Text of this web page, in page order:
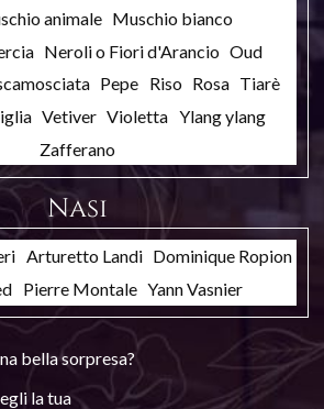
animale Muschio bianco
Neroli o Fiori d'Arancio Oud
Pepe Riso Rosa Tiarè
Vetiver Violetta Ylang ylang
Zafferano
Nasi
Arturetto Landi Dominique Ropion
Pierre Montale Yann Vasnier
bella sorpresa?
la tua